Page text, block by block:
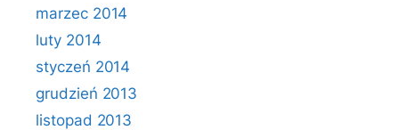
marzec 2014
luty 2014
styczeń 2014
grudzień 2013
listopad 2013